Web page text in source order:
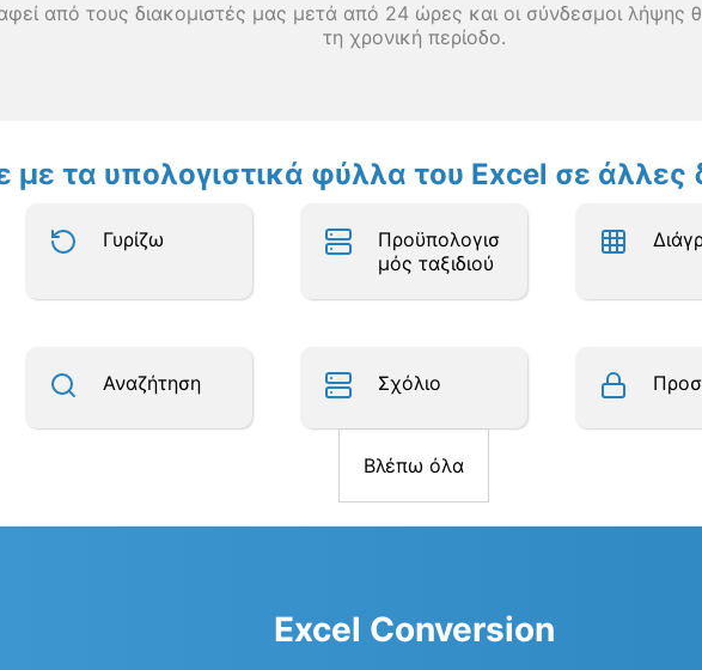
από τους διακομιστές μας μετά από 24 ώρες και οι σύνδεσμοι
τη χρονική περίοδο.
με τα υπολογιστικά φύλλα του Excel σε
Γυρίζω
Προϋπολογισ
μός ταξιδιού
Αναζήτηση Σχόλιο
Βλέπω όλα
Excel Conversion